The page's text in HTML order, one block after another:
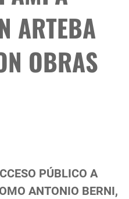
ARTEBA
OBRAS
PÚBLICO A
ANTONIO BERNI,